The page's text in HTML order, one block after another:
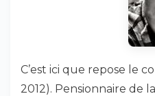
C’est ici que repose le
2012). Pensionnaire de